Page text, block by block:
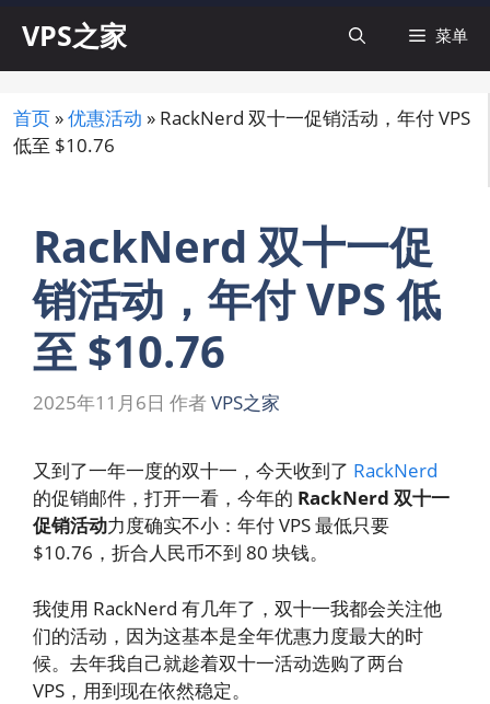
内
VPS之家 菜单
首页 »优惠活动 » RackNerd 双十一促销活动，年付 VPS
低至 $10.76
RackNerd 双十一促
销活动，年付 VPS 低
至 $10.76
2025年11月6日 作者VPS之家
又到了一年一度的双十一，今天收到了 RackNerd
的促销邮件，打开一看，今年的 RackNerd 双十一
促销活动力度确实不小：年付 VPS 最低只要
$10.76，折合人民币不到 80 块钱。
我使用 RackNerd 有几年了，双十一我都会关注他
们的活动，因为这基本是全年优惠力度最大的时
候。去年我自己就趁着双十一活动选购了两台
VPS，用到现在依然稳定。